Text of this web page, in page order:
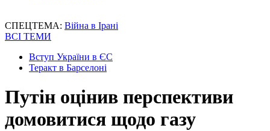
СПЕЦТЕМА: Війна в Ірані
ВСІ ТЕМИ
Вступ України в ЄС
Теракт в Барселоні
Путін оцінив перспективи
домовитися щодо газу